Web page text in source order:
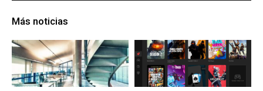
Más noticias